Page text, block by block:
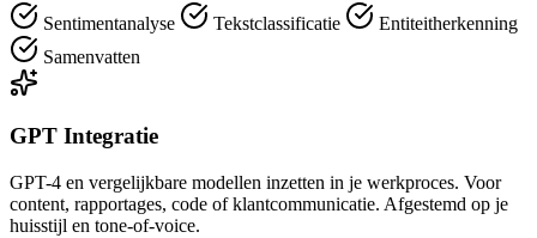
Sentimentanalyse Tekstclassificatie
Entiteitherkenning
Samenvatten
GPT Integratie
GPT-4 en vergelijkbare modellen inzetten in je werkproces. Voor
content, rapportages, code of klantcommunicatie. Afgestemd op je
huisstijl en tone-of-voice.